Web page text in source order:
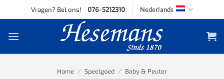
to
Vragen? Bel ons! 076-5212310 Nederlands
Home / Speelgoed / Baby & Peuter